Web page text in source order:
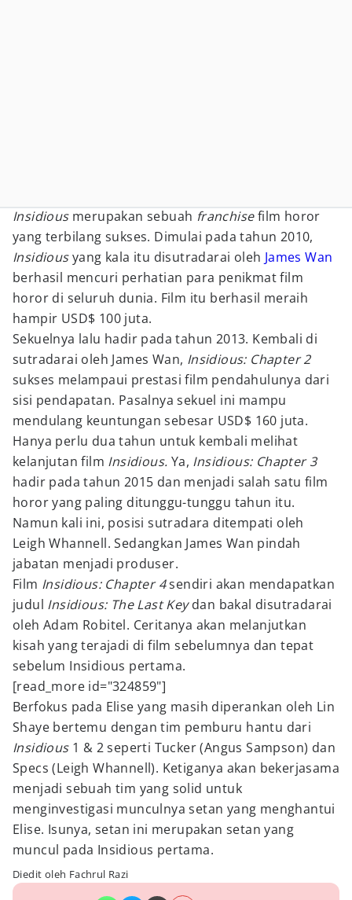
Insidiousmerupakan sebuah franchisefilm horor
yang terbilang sukses. Dimulai pada tahun 2010,
Insidiousyang kala itu disutradarai oleh James Wan
berhasil mencuri perhatian para penikmat film
horor di seluruh dunia. Film itu berhasil meraih
hampir USD$ 100 juta.
Sekuelnya lalu hadir pada tahun 2013. Kembali di
sutradarai oleh James Wan, Insidious: Chapter 2
sukses melampaui prestasi film pendahulunya dari
sisi pendapatan. Pasalnya sekuel ini mampu
mendulang keuntungan sebesar USD$ 160 juta.
Hanya perlu dua tahun untuk kembali melihat
kelanjutan film Insidious. Ya, Insidious: Chapter 3
hadir pada tahun 2015 dan menjadi salah satu film
horor yang paling ditunggu-tunggu tahun itu.
Namun kali ini, posisi sutradara ditempati oleh
Leigh Whannell. Sedangkan James Wan pindah
jabatan menjadi produser.
Film Insidious: Chapter 4sendiri akan mendapatkan
judul Insidious: The Last Keydan bakal disutradarai
oleh Adam Robitel. Ceritanya akan melanjutkan
kisah yang terajadi di film sebelumnya dan tepat
sebelum Insidious pertama.
[read_more id="324859"]
Berfokus pada Elise yang masih diperankan oleh Lin
Shaye bertemu dengan tim pemburu hantu dari
Insidious1 & 2 seperti Tucker (Angus Sampson) dan
Specs (Leigh Whannell). Ketiganya akan bekerjasama
menjadi sebuah tim yang solid untuk
menginvestigasi munculnya setan yang menghantui
Elise. Isunya, setan ini merupakan setan yang
muncul pada Insidious pertama.
Diedit oleh Fachrul Razi